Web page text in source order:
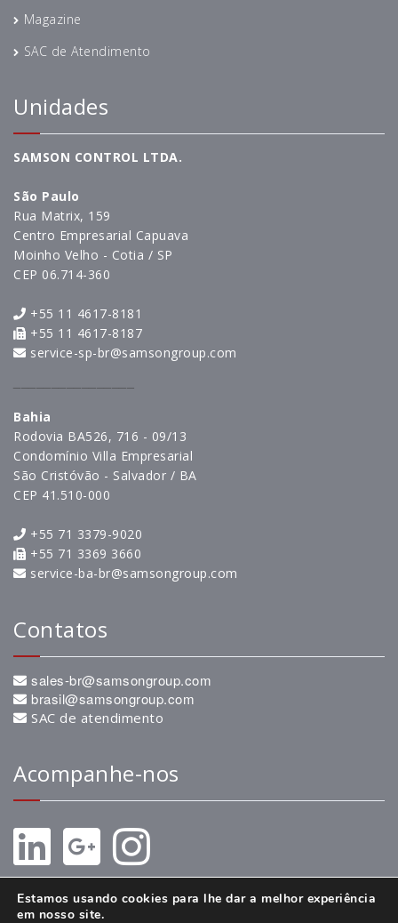
Magazine
SAC de Atendimento
Unidades
SAMSON CONTROL LTDA.
São Paulo
Rua Matrix, 159
Centro Empresarial Capuava
Moinho Velho - Cotia / SP
CEP 06.714-360
+55 11 4617-8181
+55 11 4617-8187
service-sp-br@samsongroup.com
Bahia
Rodovia BA526, 716 - 09/13
Condomínio Villa Empresarial
São Cristóvão - Salvador / BA
CEP 41.510-000
+55 71 3379-9020
+55 71 3369 3660
service-ba-br@samsongroup.com
Contatos
sales-br@samsongroup.com
brasil@samsongroup.com
SAC de atendimento
Acompanhe-nos
Estamos usando cookies para lhe dar a melhor experiência
em nosso site.